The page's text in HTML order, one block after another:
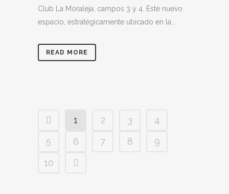
Club La Moraleja, campos 3 y 4. Este nuevo
espacio, estratégicamente ubicado en la...
READ MORE
1 2 3
4
5
6 7 8
9
10